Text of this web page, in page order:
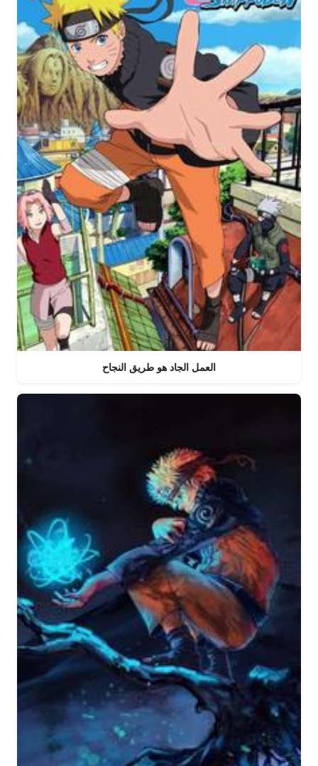
العمل الجاد هو طريق النجاح